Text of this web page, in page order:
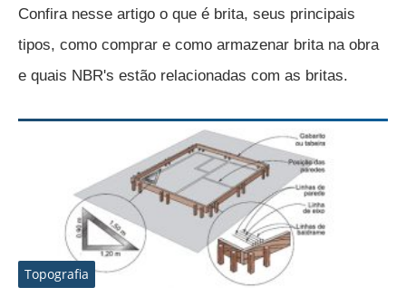
Confira nesse artigo o que é brita, seus principais
tipos, como comprar e como armazenar brita na obra
e quais NBR's estão relacionadas com as britas.
Topografia